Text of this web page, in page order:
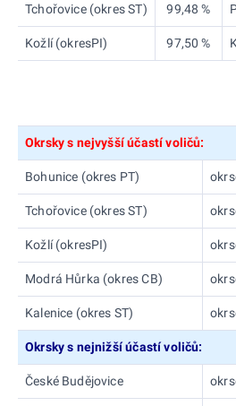
Tchořovice (okres ST) 99,48 %
Kožlí (okresPI) 97,50 %
Okrsky s nejvyšší účastí voličů:
Bohunice (okres PT)
Tchořovice (okres ST)
Kožlí (okresPI)
Modrá Hůrka (okres CB)
Kalenice (okres ST)
Okrsky s nejnižší účastí voličů:
České Budějovice